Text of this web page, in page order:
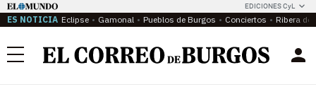
EDICIONES CyL
ES NOTICIA Eclipse Gamonal Pueblos de Burgos Conciertos Ribera del
Menú